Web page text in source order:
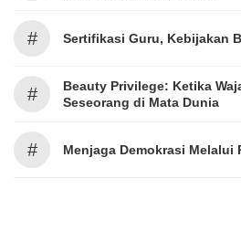
# Sertifikasi Guru, Kebijakan
#
Beauty Privilege: Ketika
Seseorang di Mata Dunia
# Menjaga Demokrasi Melalui